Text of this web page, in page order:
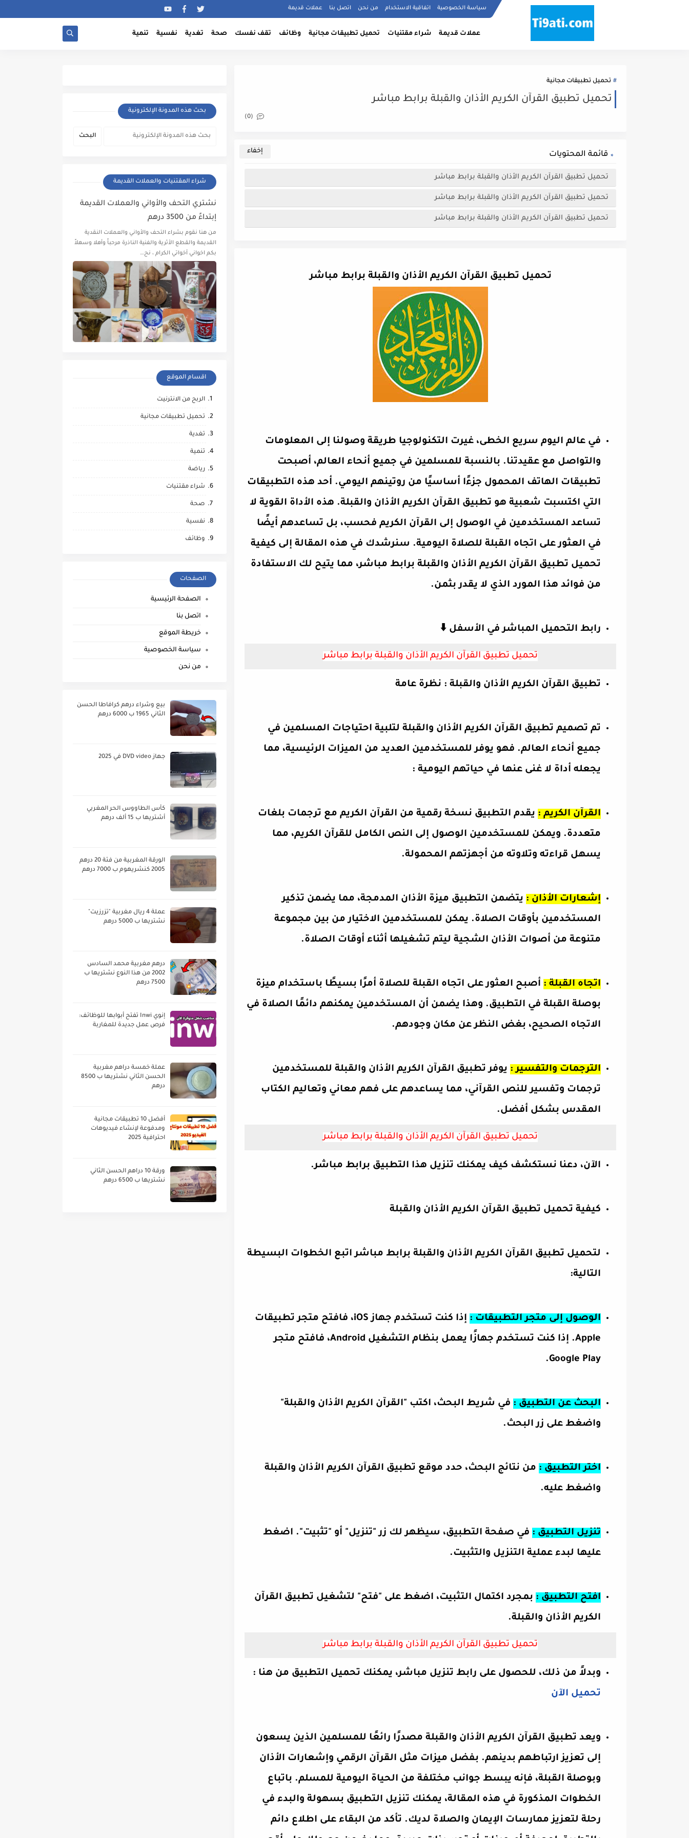
سياسة الخصوصية اتفاقية الاستخدام من نحن اتصل بنا عملات قديمة
عملات قديمة شراء مقتنيات تحميل تطبيقات مجانية وظائف تقف نفسك صحة تغدية نفسية تنمية
تحميل تطبيقات مجانية
تحميل تطبيق القرآن الكريم الأذان والقبلة برابط مباشر
(0)
قائمة المحتويات
تحميل تطبيق القرآن الكريم الأذان والقبلة برابط مباشر
تحميل تطبيق القرآن الكريم الأذان والقبلة برابط مباشر
تحميل تطبيق القرآن الكريم الأذان والقبلة برابط مباشر
تحميل تطبيق القرآن الكريم الأذان والقبلة برابط مباشر
في عالم اليوم سريع الخطى، غيرت التكنولوجيا طريقة وصولنا إلى المعلومات
والتواصل مع عقيدتنا. بالنسبة للمسلمين في جميع أنحاء العالم، أصبحت
تطبيقات الهاتف المحمول جزءًا أساسيًا من روتينهم اليومي. أحد هذه التطبيقات
التي اكتسبت شعبية هو تطبيق القرآن الكريم الأذان والقبلة. هذه الأداة القوية لا
تساعد المستخدمين في الوصول إلى القرآن الكريم فحسب، بل تساعدهم أيضًا
في العثور على اتجاه القبلة للصلاة اليومية. سنرشدك في هذه المقالة إلى كيفية
تحميل تطبيق القرآن الكريم الأذان والقبلة برابط مباشر، مما يتيح لك الاستفادة
من فوائد هذا المورد الذي لا يقدر بثمن.
رابط التحميل المباشر في الأسفل ⬇️
تحميل تطبيق القرآن الكريم الأذان والقبلة برابط مباشر
تطبيق القرآن الكريم الأذان والقبلة : نظرة عامة
تم تصميم تطبيق القرآن الكريم الأذان والقبلة لتلبية احتياجات المسلمين في
جميع أنحاء العالم. فهو يوفر للمستخدمين العديد من الميزات الرئيسية، مما
يجعله أداة لا غنى عنها في حياتهم اليومية :
القرآن الكريم : يقدم التطبيق نسخة رقمية من القرآن الكريم مع ترجمات بلغات
متعددة. ويمكن للمستخدمين الوصول إلى النص الكامل للقرآن الكريم، مما
يسهل قراءته وتلاوته من أجهزتهم المحمولة.
إشعارات الأذان : يتضمن التطبيق ميزة الأذان المدمجة، مما يضمن تذكير
المستخدمين بأوقات الصلاة. يمكن للمستخدمين الاختيار من بين مجموعة
متنوعة من أصوات الأذان الشجية ليتم تشغيلها أثناء أوقات الصلاة.
اتجاه القبلة : أصبح العثور على اتجاه القبلة للصلاة أمرًا بسيطًا باستخدام ميزة
بوصلة القبلة في التطبيق. وهذا يضمن أن المستخدمين يمكنهم دائمًا الصلاة في
الاتجاه الصحيح، بغض النظر عن مكان وجودهم.
الترجمات والتفسير : يوفر تطبيق القرآن الكريم الأذان والقبلة للمستخدمين
ترجمات وتفسير للنص القرآني، مما يساعدهم على فهم معاني وتعاليم الكتاب
المقدس بشكل أفضل.
تحميل تطبيق القرآن الكريم الأذان والقبلة برابط مباشر
الآن، دعنا نستكشف كيف يمكنك تنزيل هذا التطبيق برابط مباشر.
كيفية تحميل تطبيق القرآن الكريم الأذان والقبلة
لتحميل تطبيق القرآن الكريم الأذان والقبلة برابط مباشر اتبع الخطوات البسيطة
التالية:
الوصول إلى متجر التطبيقات :
إذا كنت تستخدم جهاز iOS، فافتح متجر تطبيقات
Apple. إذا كنت تستخدم جهازًا يعمل بنظام التشغيل Android، فافتح متجر
Google Play.
البحث عن التطبيق : في شريط البحث، اكتب "القرآن الكريم الأذان والقبلة"
واضغط على زر البحث.
اختر التطبيق : من نتائج البحث، حدد موقع تطبيق القرآن الكريم الأذان والقبلة
واضغط عليه.
تنزيل التطبيق : في صفحة التطبيق، سيظهر لك زر "تنزيل" أو "تثبيت". اضغط
عليها لبدء عملية التنزيل والتثبيت.
افتح التطبيق : بمجرد اكتمال التثبيت، اضغط على "فتح" لتشغيل تطبيق القرآن
الكريم الأذان والقبلة.
تحميل تطبيق القرآن الكريم الأذان والقبلة برابط مباشر
وبدلاً من ذلك، للحصول على رابط تنزيل مباشر، يمكنك تحميل التطبيق من هنا :
تحميل الآن
ويعد تطبيق القرآن الكريم الأذان والقبلة مصدرًا رائعًا للمسلمين الذين يسعون
إلى تعزيز ارتباطهم بدينهم. بفضل ميزات مثل القرآن الرقمي وإشعارات الأذان
وبوصلة القبلة، فإنه يبسط جوانب مختلفة من الحياة اليومية للمسلم. باتباع
الخطوات المذكورة في هذه المقالة، يمكنك تنزيل التطبيق بسهولة والبدء في
رحلة لتعزيز ممارسات الإيمان والصلاة لديك. تأكد من البقاء على اطلاع دائم
بحث هذه المدونة الإلكترونية
شراء المقتنيات والعملات القديمة
نشتري التحف والأواني والعملات القديمة
إبتداءً من 3500 درهم
من هنا نقوم بشراء التحف والأواني والعملات النقدية
القديمة والقطع الأثرية والفنية الناذرة مرحباً وأهلا وسهلاً
بكم اخواني أخواتي الكرام ، نح…
اقسام الموقع
الربح من الانترنيت
تحميل تطبيقات مجانية
تغدية
تنمية
رياضة
شراء مقتنيات
صحة
نفسية
وظائف
الصفحات
الصفحة الرئيسية
اتصل بنا
خريطة الموقع
سياسة الخصوصية
من نحن
بيع وشراء درهم كرافاطا الحسن
الثاني 1965 ب 6000 درهم
جهاز DVD video في 2025
كأس الطاووس الحر المغربي
أشتريها ب 15 ألف درهم
الورقة المغربية من فئة 20 درهم
2005 كنشريهوم ب 7000 درهم
عملة 4 ريال مغربية "تزرزيت"
نشتريها ب 5000 درهم
درهم مغربية محمد السادس
2002 من هذا النوع نشتريها ب
7500 درهم
إنوي Inwi تفتح أبوابها للوظائف:
فرص عمل جديدة للمغاربة
عملة خمسة دراهم مغربية
الحسن الثاني نشتريها ب 8500
درهم
أفضل 10 تطبيقات مجانية
ومدفوعة لإنشاء فيديوهات
احترافية 2025
ورقة 10 دراهم الحسن الثاني
نشتريها ب 6500 درهم